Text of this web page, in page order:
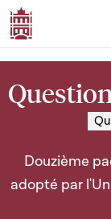
Douzième
adopté par